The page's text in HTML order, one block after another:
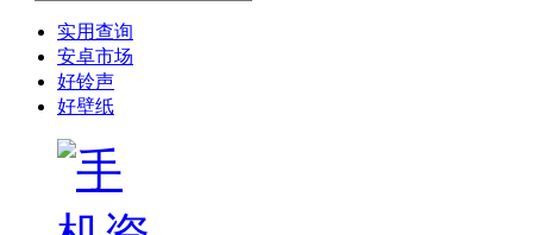
实用查询
安卓市场
好铃声
好壁纸